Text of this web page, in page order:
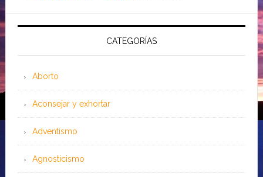
CATEGORÍAS
Aborto
Aconsejar y exhortar
Adventismo
Agnosticismo